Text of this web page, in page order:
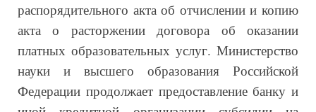
распорядительного акта об отчислении и копию
акта о расторжении договора об оказании
платных образовательных услуг. Министерство
науки и высшего образования Российской
Федерации продолжает предоставление банку и